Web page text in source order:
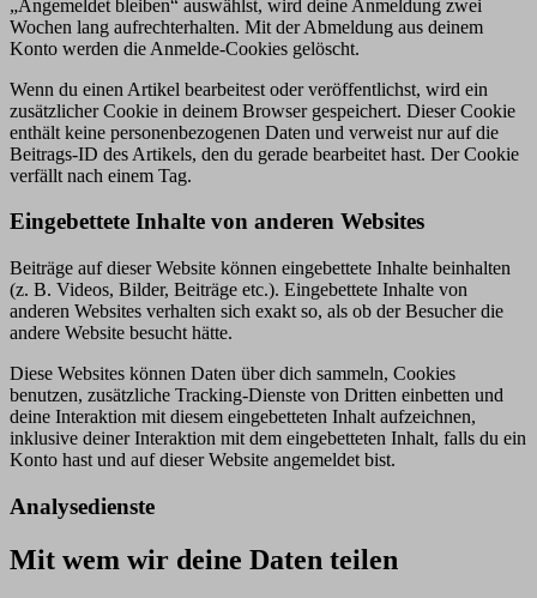
„Angemeldet bleiben“ auswählst, wird deine Anmeldung zwei
Wochen lang aufrechterhalten. Mit der Abmeldung aus deinem
Konto werden die Anmelde-Cookies gelöscht.
Wenn du einen Artikel bearbeitest oder veröffentlichst, wird ein
zusätzlicher Cookie in deinem Browser gespeichert. Dieser Cookie
enthält keine personenbezogenen Daten und verweist nur auf die
Beitrags-ID des Artikels, den du gerade bearbeitet hast. Der Cookie
verfällt nach einem Tag.
Eingebettete Inhalte von anderen Websites
Beiträge auf dieser Website können eingebettete Inhalte beinhalten
(z. B. Videos, Bilder, Beiträge etc.). Eingebettete Inhalte von
anderen Websites verhalten sich exakt so, als ob der Besucher die
andere Website besucht hätte.
Diese Websites können Daten über dich sammeln, Cookies
benutzen, zusätzliche Tracking-Dienste von Dritten einbetten und
deine Interaktion mit diesem eingebetteten Inhalt aufzeichnen,
inklusive deiner Interaktion mit dem eingebetteten Inhalt, falls du ein
Konto hast und auf dieser Website angemeldet bist.
Analysedienste
Mit wem wir deine Daten teilen